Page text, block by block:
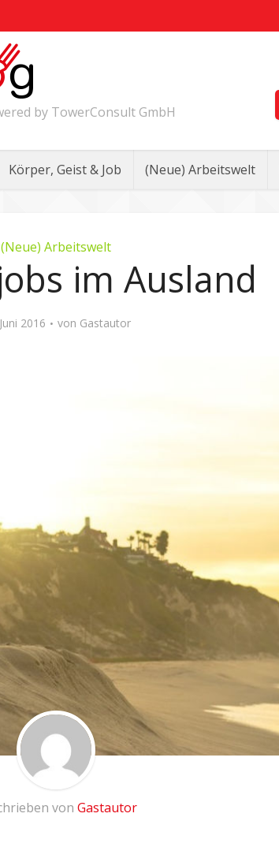
by TowerConsult GmbH
Körper, Geist & Job (Neue) Arbeitswelt
(Neue) Arbeitswelt
im Ausland
2016 von Gastautor
von Gastautor